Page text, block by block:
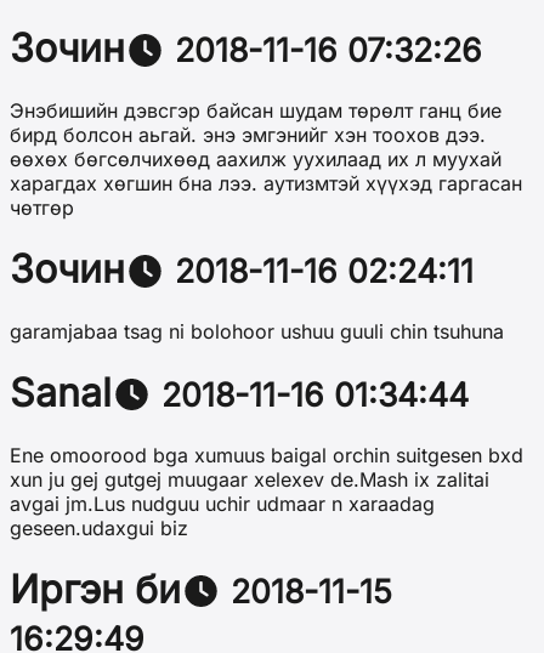
Зочин 2018-11-16 07:32:26
Энэбишийн дэвсгэр байсан шудам төрөлт ганц бие
бирд болсон аьгай. энэ эмгэнийг хэн тоохов дээ.
өөхөх бөгсөлчихөөд аахилж уухилаад их л муухай
харагдах хөгшин бна лээ. аутизмтэй хүүхэд гаргасан
чөтгөр
Зочин 2018-11-16 02:24:11
garamjabaa tsag ni bolohoor ushuu guuli chin tsuhuna
Sanal 2018-11-16 01:34:44
Ene omoorood bga xumuus baigal orchin suitgesen bxd
xun ju gej gutgej muugaar xelexev de.Mash ix zalitai
avgai jm.Lus nudguu uchir udmaar n xaraadag
geseen.udaxgui biz
Иргэн би
2018-11-15
16:29:49